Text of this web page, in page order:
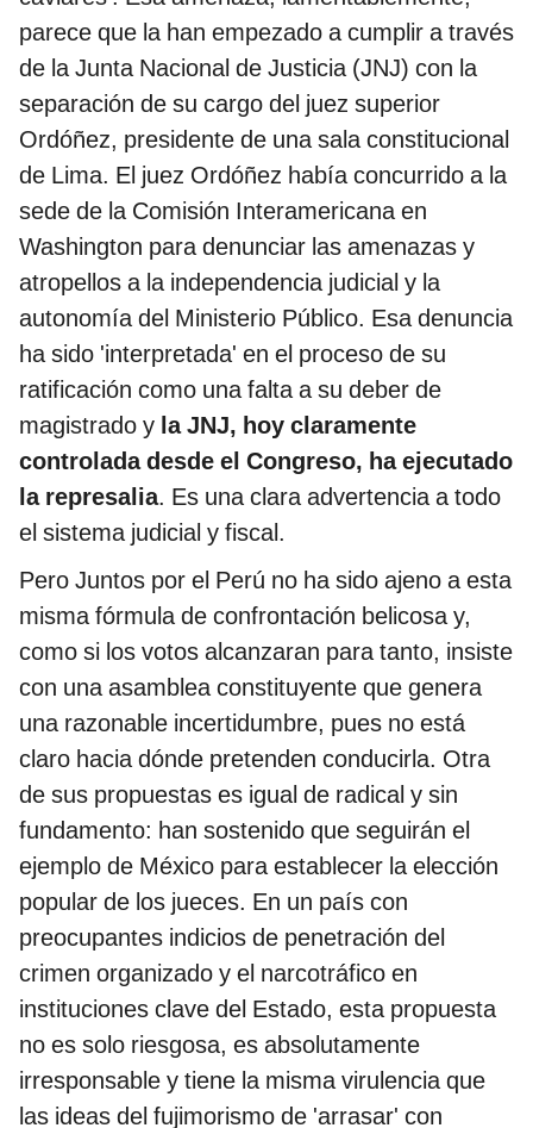
parece que la han empezado a cumplir a través
de la Junta Nacional de Justicia (JNJ) con la
separación de su cargo del juez superior
Ordóñez, presidente de una sala constitucional
de Lima. El juez Ordóñez había concurrido a la
sede de la Comisión Interamericana en
Washington para denunciar las amenazas y
atropellos a la independencia judicial y la
autonomía del Ministerio Público. Esa denuncia
ha sido 'interpretada' en el proceso de su
ratificación como una falta a su deber de
magistrado y la JNJ, hoy claramente
controlada desde el Congreso, ha ejecutado
la represalia. Es una clara advertencia a todo
el sistema judicial y fiscal.
Pero Juntos por el Perú no ha sido ajeno a esta
misma fórmula de confrontación belicosa y,
como si los votos alcanzaran para tanto, insiste
con una asamblea constituyente que genera
una razonable incertidumbre, pues no está
claro hacia dónde pretenden conducirla. Otra
de sus propuestas es igual de radical y sin
fundamento: han sostenido que seguirán el
ejemplo de México para establecer la elección
popular de los jueces. En un país con
preocupantes indicios de penetración del
crimen organizado y el narcotráfico en
instituciones clave del Estado, esta propuesta
no es solo riesgosa, es absolutamente
irresponsable y tiene la misma virulencia que
las ideas del fujimorismo de 'arrasar' con